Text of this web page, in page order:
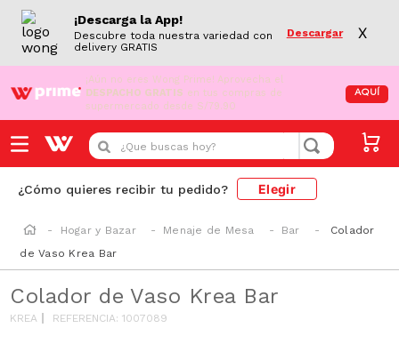
¡Descarga la App!
Descubre toda nuestra variedad con
delivery GRATIS
Descargar X
¡Aún no eres Wong Prime! Aprovecha el
DESPACHO GRATIS en tus compras de
supermercado desde S/79.90
AQUÍ
¿Que buscas hoy?
¿Cómo quieres recibir tu pedido? Elegir
Hogar y Bazar Menaje de Mesa Bar
Colador
de Vaso Krea Bar
Colador de Vaso Krea Bar
KREA REFERENCIA:1007089